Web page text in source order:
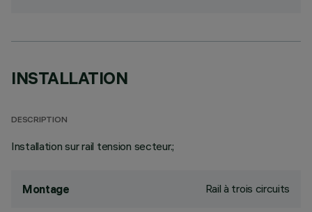
INSTALLATION
DESCRIPTION
Installation sur rail tension secteur.;
Montage Rail à trois circuits